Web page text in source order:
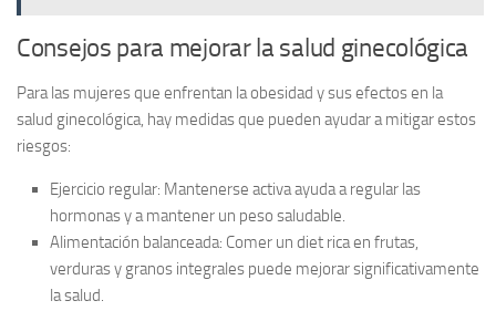
Consejos para mejorar la salud ginecológica
Para las mujeres que enfrentan la obesidad y sus efectos en la
salud ginecológica, hay medidas que pueden ayudar a mitigar estos
riesgos:
Ejercicio regular: Mantenerse activa ayuda a regular las
hormonas y a mantener un peso saludable.
Alimentación balanceada: Comer un diet rica en frutas,
verduras y granos integrales puede mejorar significativamente
la salud.